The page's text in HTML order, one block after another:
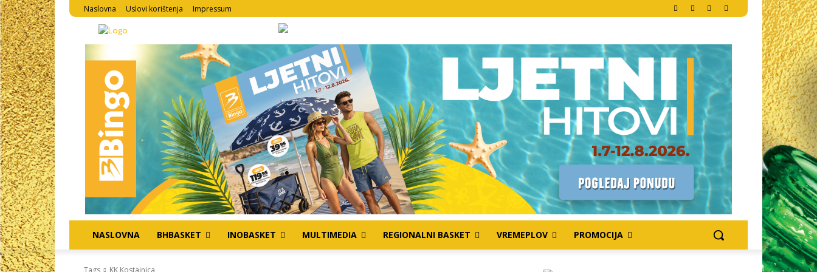
Naslovna Uslovi korištenja Impressum
NASLOVNA BHBASKET INOBASKET MULTIMEDIA REGIONALNI BASKET VREMEPLOV PROMOCIJA
Tags KK Kostajnica